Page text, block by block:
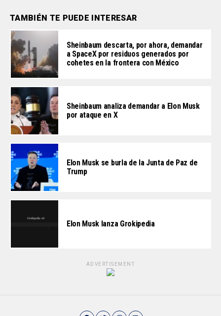
TAMBIÉN TE PUEDE INTERESAR
Sheinbaum descarta, por ahora, demandar
a SpaceX por residuos generados por
cohetes en la frontera con México
Sheinbaum analiza demandar a Elon Musk
por ataque en X
Elon Musk se burla de la Junta de Paz de
Trump
Elon Musk lanza Grokipedia
ADVERTISEMENT